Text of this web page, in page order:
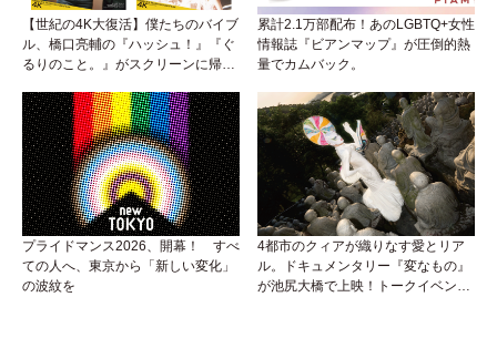
【世紀の4K大復活】僕たちのバイブ
ル、橋口亮輔の『ハッシュ！』『ぐ
るりのこと。』がスクリーンに帰っ
ていくためのサバイバル・ガイド
累計2.1万部配布！あのLGBTQ+女性
情報誌『ビアンマップ』が圧倒的熱
量でカムバック。
プライドマンス2026、開幕！ すべ
ての人へ、東京から「新しい変化」
の波紋を
4都市のクィアが織りなす愛とリア
ル。ドキュメンタリー『変なもの』
が池尻大橋で上映！トークイベント